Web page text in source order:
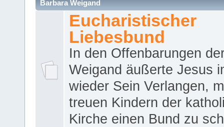
Barbara Weigand
Eucharistischer
Liebesbund
In den Offenbarungen
Weigand äußerte Jesus
wieder Sein Verlangen,
treuen Kindern der
Kirche einen Bund zu